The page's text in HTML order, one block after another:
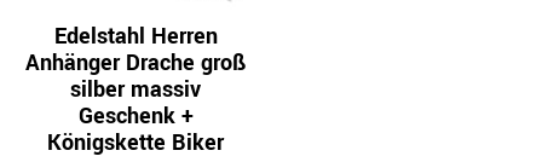
Edelstahl Herren
Anhänger Drache groß
silber massiv
Geschenk +
Königskette Biker